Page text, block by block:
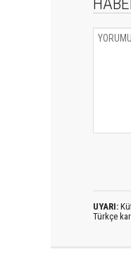
UYARI:
Türkçe